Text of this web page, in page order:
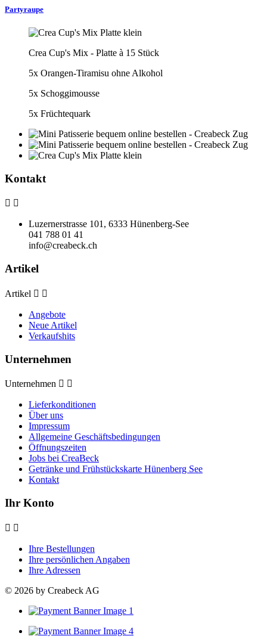
Partyraupe
Crea Cup's Mix - Platte à 15 Stück
5x Orangen-Tiramisu ohne Alkohol
5x Schoggimousse
5x Früchtequark
Kontakt
 
Luzernerstrasse 101, 6333 Hünenberg-See
041 788 01 41
info@creabeck.ch
Artikel
Artikel  
Angebote
Neue Artikel
Verkaufshits
Unternehmen
Unternehmen  
Lieferkonditionen
Über uns
Impressum
Allgemeine Geschäftsbedingungen
Öffnungszeiten
Jobs bei CreaBeck
Getränke und Frühstückskarte Hünenberg See
Kontakt
Ihr Konto
 
Ihre Bestellungen
Ihre persönlichen Angaben
Ihre Adressen
© 2026 by Creabeck AG